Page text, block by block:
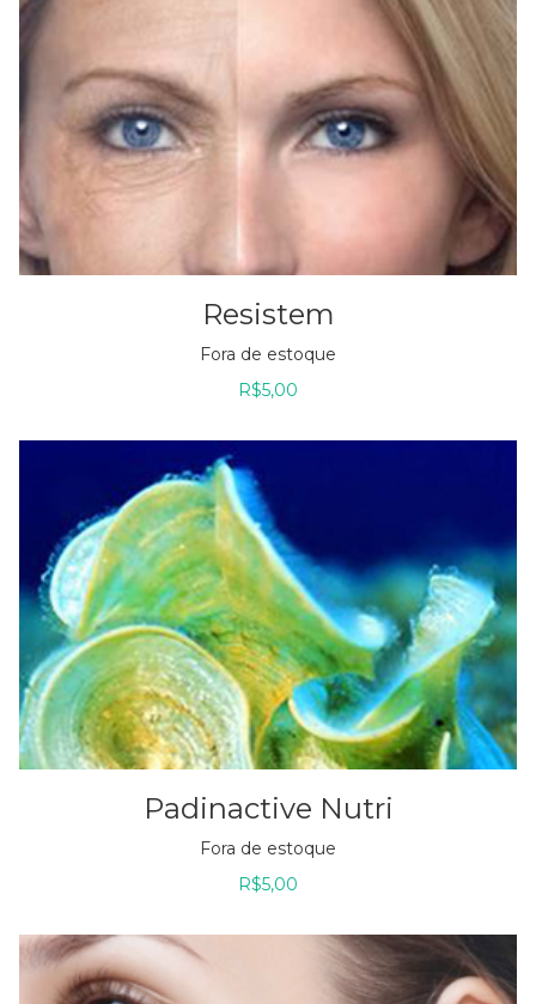
Resistem
Fora de estoque
R$5,00
Padinactive Nutri
Fora de estoque
R$5,00